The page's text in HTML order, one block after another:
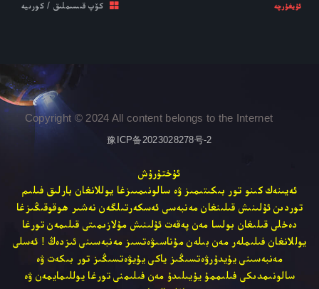
ئۇيغۇرچە كۆپ قىسىملىق / كورىيە
Copyright © 2024 All content belongs to the Internet
豫ICP备2023028278号-2
ئۇختۇرۇش
ئەيىنەك كىنو تور بىكىتىمىز ۋە سالونىمىىزغا يوللانغان بارلىق فىلىم
توردىن ئۇلىنىش قىلىنغان مەنبەسى ئەسكەرتىلگەن نەشىر ھوقوقىڭىزغا
دەخلى قىلىغان بولسا مەن پەقەت ئۇلىنىش مۇلازىمىتى قىلىمەن تورغا
يوللانغان فىلىملەر مەن بىلەن مۇناسىۋەتسىز مەنبەسىنى ئىزدەڭ ! ئەسلى
مەنبەسىنى يۇيدۇرۋەتسىڭىز ياكى يۇيۋەتسىڭىز تور بىكەت ۋە
سالونىمدىكى فىلىممۇ يۇيىلىدۇ مەن فىلىمنى تورغا يوللىمايمەن ۋە